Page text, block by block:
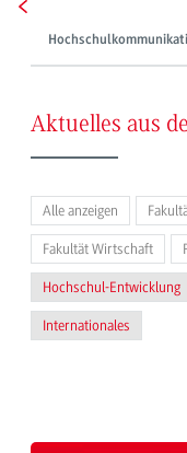
Aktuelles aus
Alle anzeigen
Fakultät Wirtschaft
Hochschul-Entwicklung
Internationales